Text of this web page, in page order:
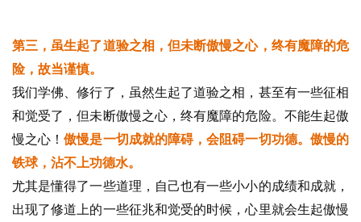
第三，虽生起了道验之相，但未断傲慢之心，终有魔障的危
险，故当谨慎。
我们学佛、修行了，虽然生起了道验之相，甚至有一些征相
和觉受了，但未断傲慢之心，终有魔障的危险。不能生起傲
慢之心！傲慢是一切成就的障碍，会阻碍一切功德。傲慢的
铁球，沾不上功德水。
尤其是懂得了一些道理，自己也有一些小小的成绩和成就，
出现了修道上的一些征兆和觉受的时候，心里就会生起傲慢